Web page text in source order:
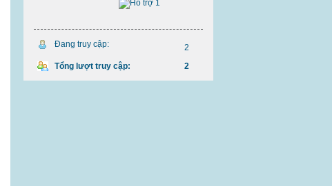
Đang truy cập:
2
Tổng lượt truy cập:
2